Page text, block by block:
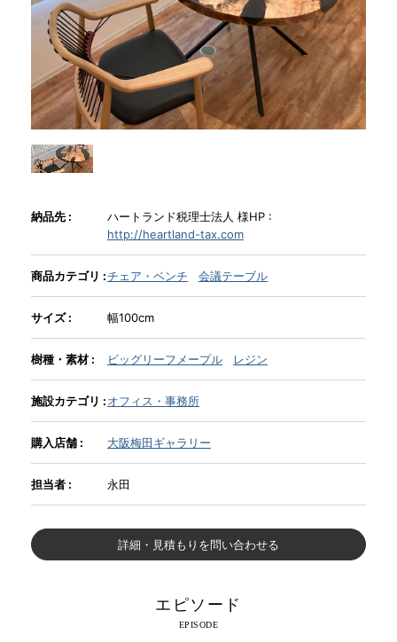
直営店
イベント
WEBカタログ
全商品一覧
新入荷情報
納品事例
INFORMATION
MOKUBA CHANNEL
納品先 :
ハートランド税理士法人 様HP :
http://heartland-tax.com
商品カテゴリ :チェア・ベンチ 会議テーブル
サイズ : 幅100cm
樹種・素材 : ビッグリーフメープル レジン
施設カテゴリ :オフィス・事務所
購入店舗 : 大阪梅田ギャラリー
担当者 : 永田
詳細・見積もりを問い合わせる
エピソード